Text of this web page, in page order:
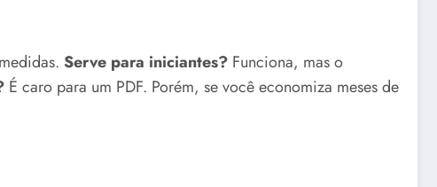
Serve para iniciantes? Funciona, mas o
É caro para um PDF. Porém, se você economiza meses de